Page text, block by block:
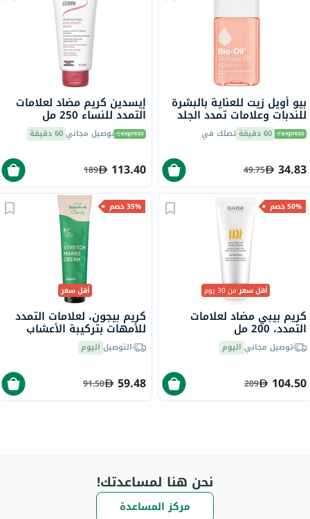
بيو أويل زيت للعناية بالبشرة
للندبات وعلامات تمدد الجلد
60 مل 60 دقيقة تصلك في
34.83
49.75
إيسدين كريم مضاد لعلامات
التمدد للنساء 250 مل
توصيل مجاني60 دقيقة
113.40
189
50% خصم
أقل سعرمن 30 يوم
كريم بيبي مضاد لعلامات
التمدد، 200 مل
توصيل مجاني اليوم
104.50
209
35% خصم
أقل سعر
كريم بيجون، لعلامات التمدد
للأمهات بتركيبة الأعشاب
الطبيعية، 150 مل
التوصيل اليوم
59.48
91.50
نحن هنا لمساعدتك!
مركز المساعدة